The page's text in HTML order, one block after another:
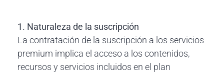
1. Naturaleza de la suscripción
La contratación de la suscripción a los servicios
premium implica el acceso a los contenidos,
recursos y servicios incluidos en el plan